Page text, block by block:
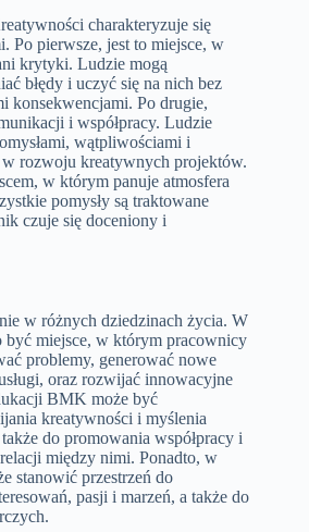
charakteryzuje się
Po pierwsze, jest to miejsce, w
krytyki. Ludzie mogą
błędy i uczyć się na nich bez
konsekwencjami. Po drugie,
i współpracy. Ludzie
wątpliwościami i
w rozwoju kreatywnych projektów.
w którym panuje atmosfera
pomysły są traktowane
czuje się doceniony i
w różnych dziedzinach życia. W
być miejsce, w którym pracownicy
problemy, generować nowe
oraz rozwijać innowacyjne
BMK może być
kreatywności i myślenia
do promowania współpracy i
między nimi. Ponadto, w
stanowić przestrzeń do
pasji i marzeń, a także do